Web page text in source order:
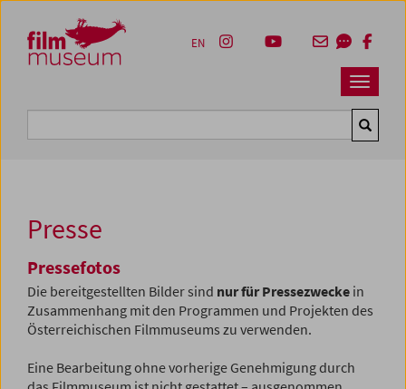
Zum Inhalt
Zum Hauptmenü
Zur Servicenavigation
Zum Suche
Navbar
EN
Presse
Pressefotos
Die bereitgestellten Bilder sind nur für Pressezwecke in
Zusammenhang mit den Programmen und Projekten des
Österreichischen Filmmuseums zu verwenden.
Eine Bearbeitung ohne vorherige Genehmigung durch